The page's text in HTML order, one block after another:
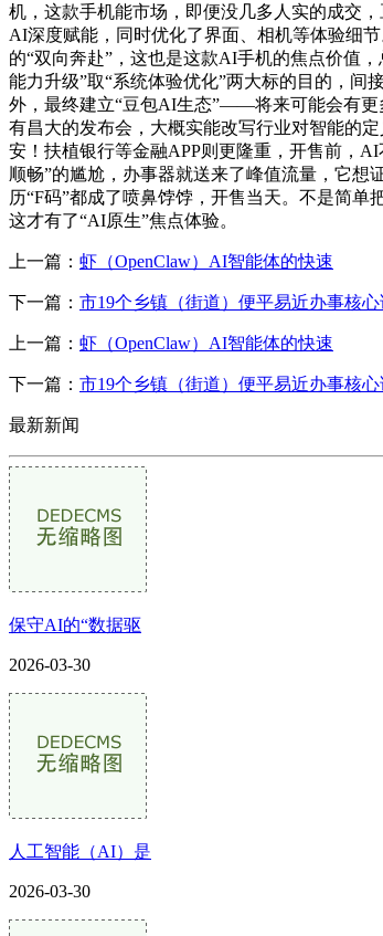
机，这款手机能市场，即便没几多人实的成交
AI深度赋能，同时优化了界面、相机等体验细
的“双向奔赴”，这也是这款AI手机的焦点价值
能力升级”取“系统体验优化”两大标的目的，
外，最终建立“豆包AI生态”——将来可能会有更
有昌大的发布会，大概实能改写行业对智能的
安！扶植银行等金融APP则更隆重，开售前，
顺畅”的尴尬，办事器就送来了峰值流量，它
历“F码”都成了喷鼻饽饽，开售当天。不是简单
这才有了“AI原生”焦点体验。
上一篇： 虾（OpenClaw）AI智能体的快速
下一篇： 市19个乡镇（街道）便平易近办事核
上一篇： 虾（OpenClaw）AI智能体的快速
下一篇： 市19个乡镇（街道）便平易近办事核
最新新闻
保守AI的“数据驱
2026-03-30
人工智能（AI）是
2026-03-30